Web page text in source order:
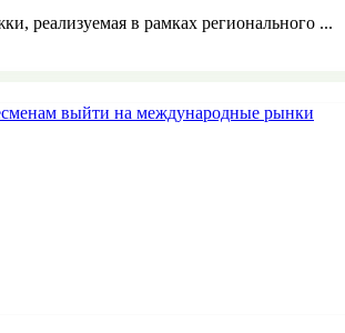
реализуемая в рамках регионального ...